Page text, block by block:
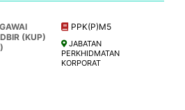
(KUP)
PPK(P)M5
JABATAN
PERKHIDMATAN
KORPORAT